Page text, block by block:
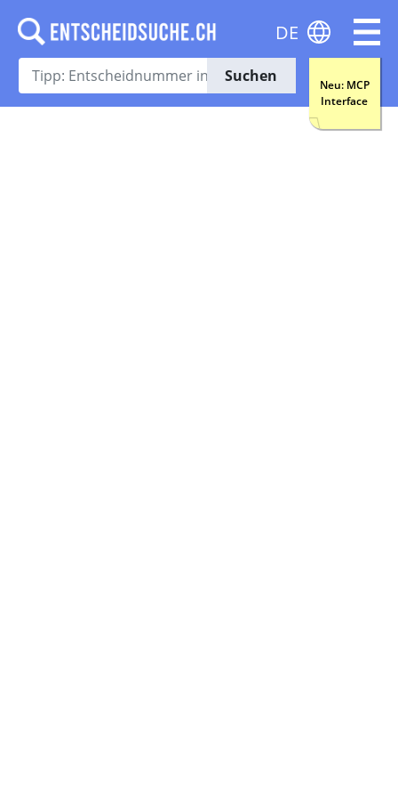
Suchen
Neu: MCP
Interface
DE